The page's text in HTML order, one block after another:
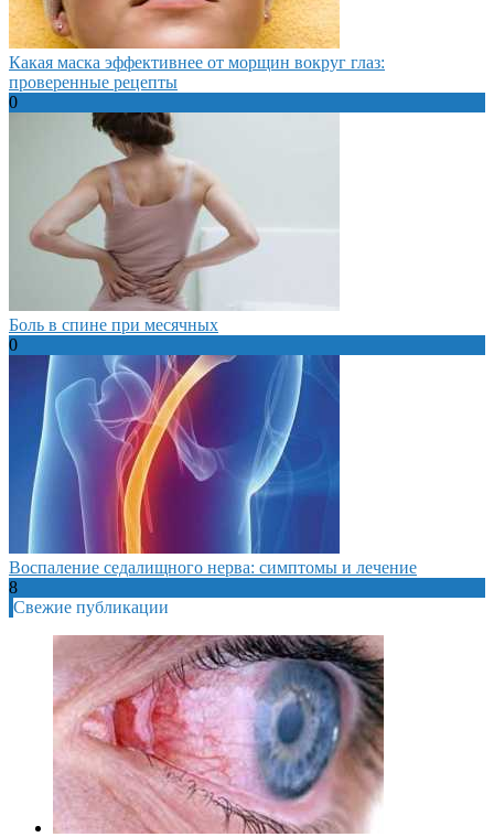
Какая маска эффективнее от морщин вокруг глаз:
проверенные рецепты
0
Боль в спине при месячных
0
Воспаление седалищного нерва: симптомы и лечение
8
Свежие публикации